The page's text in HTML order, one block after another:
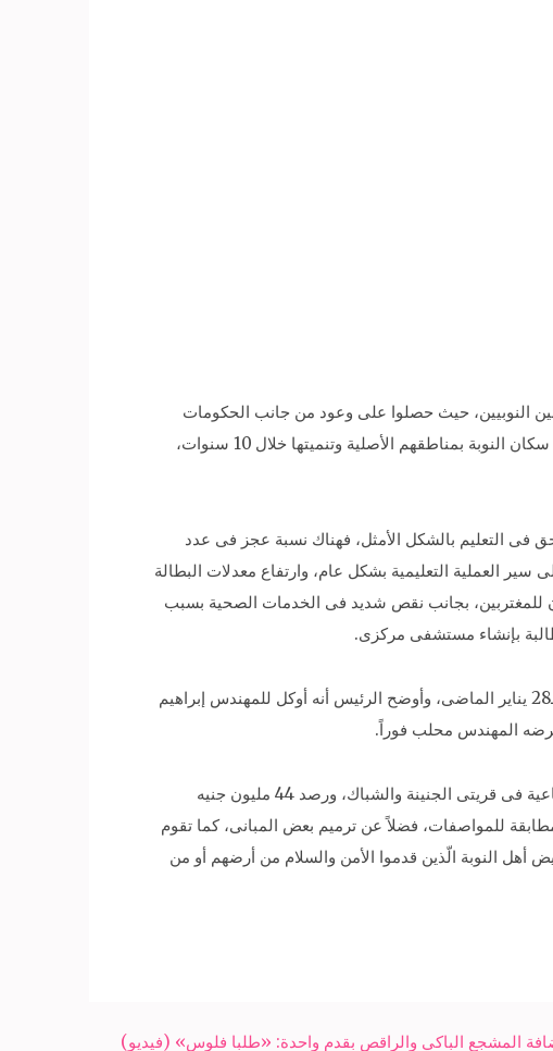
ثورة يناير 2011 حركة مطلبية واسعة بين المواطنين النوبيين، حيث حصلوا على وعود من جانب الحكومات
المتعاقبة لم تجد طريقها للتنفيذ، لكن مع ثورة يونيو جاء وعد الإنصاف فى نص المادة 236 من الدستور بإعادة توطين سكان النوبة بمناطقهم الأصلية وتنميتها خلال 10 سنوات،
فى التعليم بالشكل الأمثل، فهناك نسبة عجز فى عدد
العملية التعليمية بشكل عام، وارتفاع معدلات البطالة
للمغتربين، بجانب نقص شديد فى الخدمات الصحية بسبب
بإنشاء مستشفى مركزى.
وأشار التقرير إلى أن شباب النوبة أثاروا مشكلات النوبة مع رئيس الجمهورية فى مؤتمر الشباب المنعقد فى أسوان بـ28 يناير الماضى، وأوضح الرئيس أنه أوكل للمهندس إبراهيم
المهندس محلب فوراً.
كما استعرض المهندس محلب الخطط الجارى تنفيذها لحل مشكلات النوبة ومن بينها التصديق على إنشاء منطقة صناعية فى قريتى الجنينة والشباك، ورصد 44 مليون جنيه
القرى مطابقة للمواصفات، فضلاً عن ترميم بعض المبانى، كما تقوم
أهل النوبة الّذين قدموا الأمن والسلام من أرضهم أو من
المشجع الباكي والراقص بقدم واحدة: «طلبا فلوس» (فيديو)